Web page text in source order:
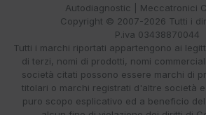
Autodiagnostic | Meccatronici
Copyright © 2007-2026 Tutti i
P.iva 03438870044
Tutti i marchi riportati appartengono ai
di terzi, nomi di prodotti, nomi
società citati possono essere marchi di
titolari o marchi registrati d'altre società
puro scopo esplicativo ed a beneficio